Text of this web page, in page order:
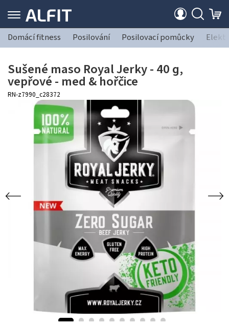
Domácí fitness Posilování Posilovací pomůcky
Sušené maso Royal Jerky - 40 g,
vepřové - med & hořčice
RN-z7990_c28372